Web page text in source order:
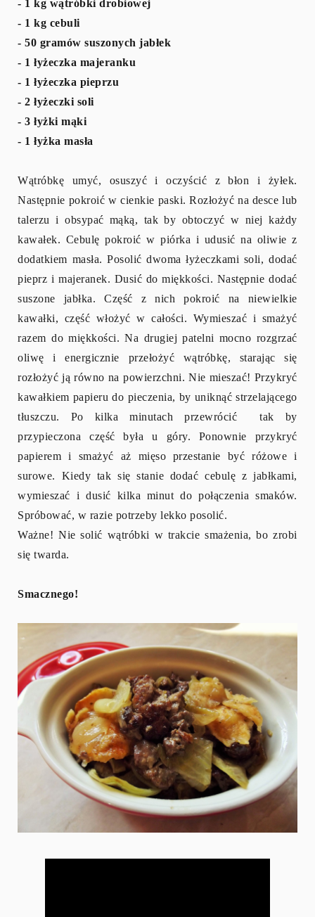
- 1 kg wątróbki drobiowej
- 1 kg cebuli
- 50 gramów suszonych jabłek
- 1 łyżeczka majeranku
- 1 łyżeczka pieprzu
- 2 łyżeczki soli
- 3 łyżki mąki
- 1 łyżka masła
Wątróbkę umyć, osuszyć i oczyścić z błon i żyłek.
Następnie pokroić w cienkie paski. Rozłożyć na desce lub
talerzu i obsypać mąką, tak by obtoczyć w niej każdy
kawałek. Cebulę pokroić w piórka i udusić na oliwie z
dodatkiem masła. Posolić dwoma łyżeczkami soli, dodać
pieprz i majeranek. Dusić do miękkości. Następnie dodać
suszone jabłka. Część z nich pokroić na niewielkie
kawałki, część włożyć w całości. Wymieszać i smażyć
razem do miękkości. Na drugiej patelni mocno rozgrzać
oliwę i energicznie przełożyć wątróbkę, starając się
rozłożyć ją równo na powierzchni. Nie mieszać! Przykryć
kawałkiem papieru do pieczenia, by uniknąć strzelającego
tłuszczu. Po kilka minutach przewrócić tak by
przypieczona część była u góry. Ponownie przykryć
papierem i smażyć aż mięso przestanie być różowe i
surowe. Kiedy tak się stanie dodać cebulę z jabłkami,
wymieszać i dusić kilka minut do połączenia smaków.
Spróbować, w razie potrzeby lekko posolić.
Ważne! Nie solić wątróbki w trakcie smażenia, bo zrobi
się twarda.
Smacznego!